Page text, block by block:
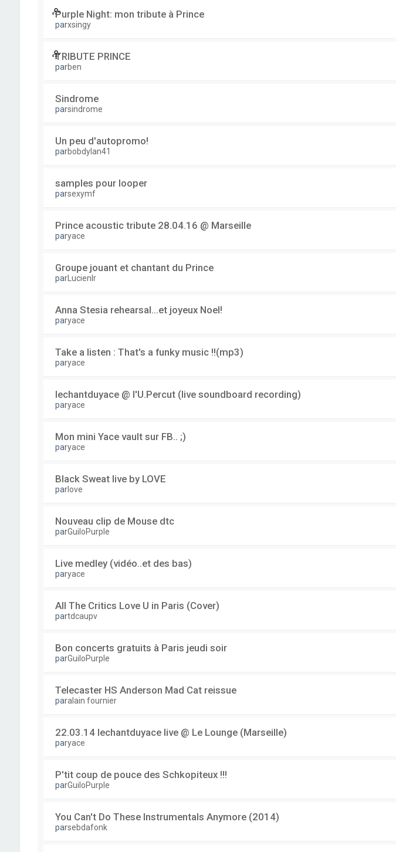
Purple Night: mon tribute à Prince
parxsingy
TRIBUTE PRINCE
parben
Sindrome
parsindrome
Un peu d'autopromo!
parbobdylan41
samples pour looper
parsexymf
Prince acoustic tribute 28.04.16 @ Marseille
paryace
Groupe jouant et chantant du Prince
parLucienlr
Anna Stesia rehearsal...et joyeux Noel!
paryace
Take a listen : That's a funky music !!(mp3)
paryace
lechantduyace @ l'U.Percut (live soundboard recording)
paryace
Mon mini Yace vault sur FB.. ;)
paryace
Black Sweat live by LOVE
parlove
Nouveau clip de Mouse dtc
parGuiloPurple
Live medley (vidéo..et des bas)
paryace
All The Critics Love U in Paris (Cover)
partdcaupv
Bon concerts gratuits à Paris jeudi soir
parGuiloPurple
Telecaster HS Anderson Mad Cat reissue
paralain fournier
22.03.14 lechantduyace live @ Le Lounge (Marseille)
paryace
P'tit coup de pouce des Schkopiteux !!!
parGuiloPurple
You Can't Do These Instrumentals Anymore (2014)
parsebdafonk